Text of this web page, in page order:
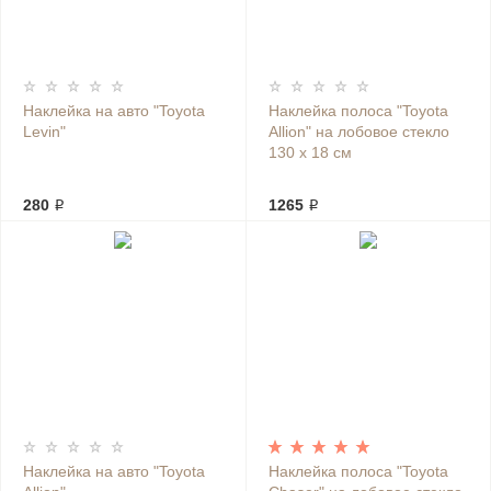
Наклейка на авто "Toyota
Levin"
280 ₽
Наклейка полоса "Toyota
Allion" на лобовое стекло
130 х 18 см
1265 ₽
Наклейка на авто "Toyota
Наклейка полоса "Toyota